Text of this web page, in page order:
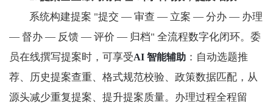
系统构建提案 "提交 — 审查 — 立案 — 分办 — 办理
— 督办 — 反馈 — 评价 — 归档" 全流程数字化闭环。委
员在线撰写提案时，可享受AI 智能辅助：自动选题推
荐、历史提案查重、格式规范校验、政策数据匹配，从
源头减少重复提案、提升提案质量。办理过程全程留